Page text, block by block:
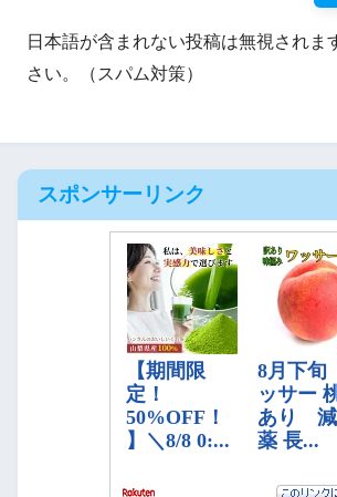
日本語が含まれない投稿は無視されま
さい。（スパム対策）
スポンサーリンク